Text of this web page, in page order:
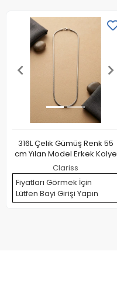
316L Çelik Gümüş Renk 55
cm Yılan Model Erkek Kolye
Clariss
Fiyatları Görmek İçin
Lütfen Bayi Girişi Yapın